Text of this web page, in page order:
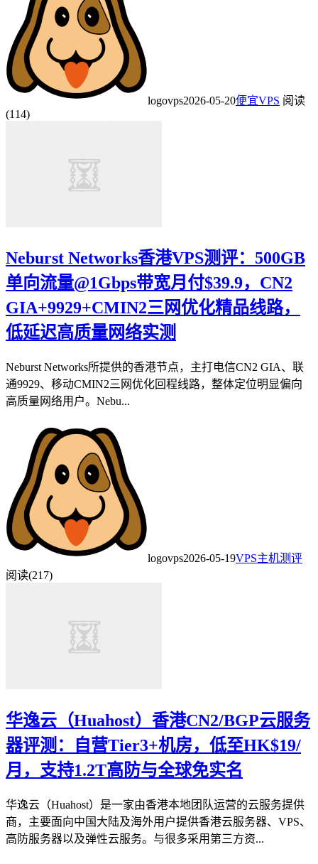
logovps2026-05-20便宜VPS 阅读
(114)
Neburst Networks香港VPS测评：500GB
单向流量@1Gbps带宽月付$39.9，CN2
GIA+9929+CMIN2三网优化精品线路，
低延迟高质量网络实测
Neburst Networks所提供的香港节点，主打电信CN2 GIA、联
通9929、移动CMIN2三网优化回程线路，整体定位明显偏向
高质量网络用户。Nebu...
logovps2026-05-19VPS主机测评
阅读(217)
华逸云（Huahost）香港CN2/BGP云服务
器评测：自营Tier3+机房，低至HK$19/
月，支持1.2T高防与全球免实名
华逸云（Huahost）是一家由香港本地团队运营的云服务提供
商，主要面向中国大陆及海外用户提供香港云服务器、VPS、
高防服务器以及弹性云服务。与很多采用第三方资...